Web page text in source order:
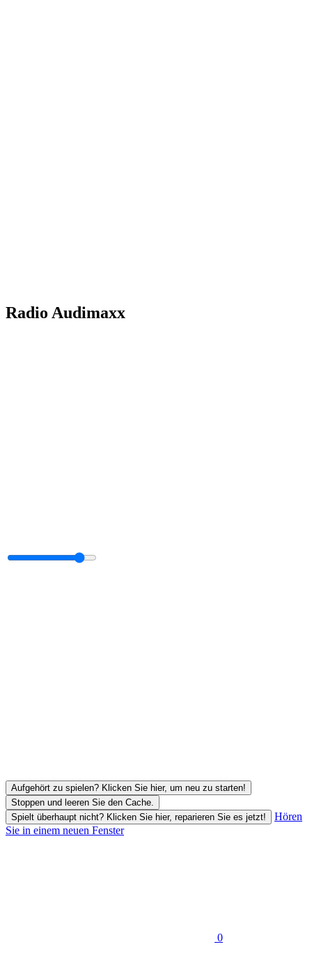
Radio Audimaxx
Aufgehört zu spielen? Klicken Sie hier, um neu zu starten!
Stoppen und leeren Sie den Cache.
Spielt überhaupt nicht? Klicken Sie hier, reparieren Sie es jetzt!
Hören
Sie in einem neuen Fenster
0